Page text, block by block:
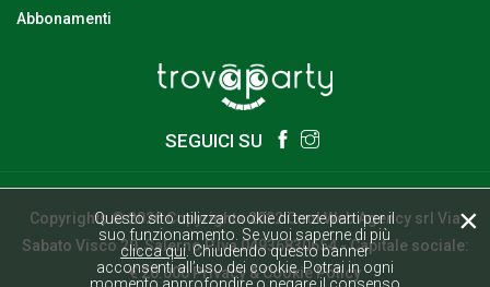
Abbonamenti
SEGUICI SU
Copyrights © 2026 Copyrights 2022 Cool Web Agency srl Via
Sabato Visco 20, Salerno P.Iva 04936830654 - Capitale sociale:
€ 20.000 Privacy & Cookie Policy
×
Questo sito utilizza cookie di terze parti per il
suo funzionamento. Se vuoi saperne di più
clicca qui. Chiudendo questo banner
acconsenti all’uso dei cookie. Potrai in ogni